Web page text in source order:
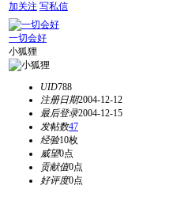
加关注 写私信
一切会好
小狐狸
UID788
注册日期2004-12-12
最后登录2004-12-15
发帖数47
经验10枚
威望0点
贡献值0点
好评度0点